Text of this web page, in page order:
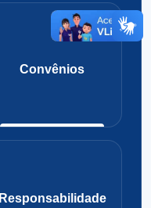
Convênios
Responsabilidade